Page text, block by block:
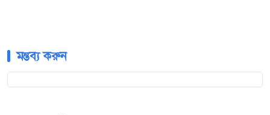
মন্তব্য করুন